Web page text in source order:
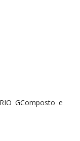
GComposto e